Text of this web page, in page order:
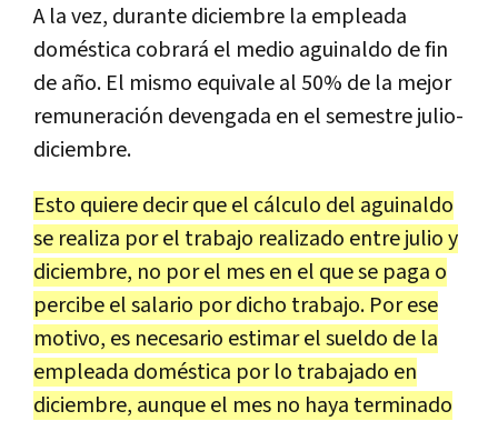
A la vez, durante diciembre la empleada
doméstica cobrará el medio aguinaldo de fin
de año. El mismo equivale al 50% de la mejor
remuneración devengada en el semestre julio-
diciembre.
Esto quiere decir que el cálculo del aguinaldo
se realiza por el trabajo realizado entre julio y
diciembre, no por el mes en el que se paga o
percibe el salario por dicho trabajo. Por ese
motivo, es necesario estimar el sueldo de la
empleada doméstica por lo trabajado en
diciembre, aunque el mes no haya terminado